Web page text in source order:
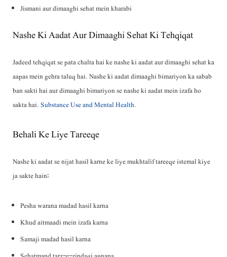
Jismani aur dimaaghi sehat mein kharabi
Nashe Ki Aadat Aur Dimaaghi Sehat Ki Tehqiqat
Jadeed tehqiqat se pata chalta hai ke nashe ki aadat aur dimaaghi sehat ka
aapas mein gehra taluq hai. Nashe ki aadat dimaaghi bimariyon ka sabab
ban sakti hai aur dimaaghi bimariyon se nashe ki aadat mein izafa ho
sakta hai.Substance Use and Mental Health.
Behali Ke Liye Tareeqe
Nashe ki aadat se nijat hasil karne ke liye mukhtalif tareeqe istemal kiye
ja sakte hain:
Pesha warana madad hasil karna
Khud aitmaadi mein izafa karna
Samaji madad hasil karna